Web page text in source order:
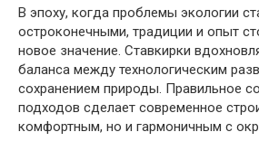
В эпоху, когда проблемы экологии
остроконечными, традиции и опыт
новое значение. Ставкирки
баланса между технологическим
сохранением природы. Правильное
подходов сделает современное
комфортным, но и гармоничным с